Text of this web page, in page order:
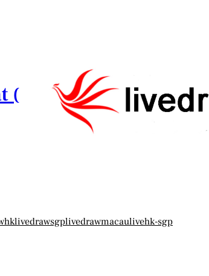
(
livedrawsgplivedrawmacaulivehk-sgp